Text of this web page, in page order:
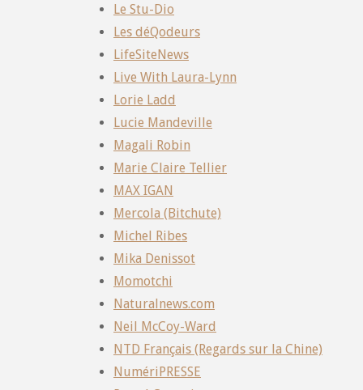
Le Stu-Dio
Les déQodeurs
LifeSiteNews
Live With Laura-Lynn
Lorie Ladd
Lucie Mandeville
Magali Robin
Marie Claire Tellier
MAX IGAN
Mercola (Bitchute)
Michel Ribes
Mika Denissot
Momotchi
Naturalnews.com
Neil McCoy-Ward
NTD Français (Regards sur la Chine)
NumériPRESSE